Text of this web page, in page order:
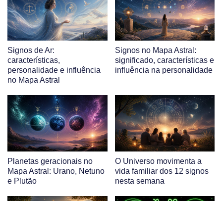
Signos de Ar:
características,
personalidade e influência
no Mapa Astral
Signos no Mapa Astral:
significado, características e
influência na personalidade
Planetas geracionais no
Mapa Astral: Urano, Netuno
e Plutão
O Universo movimenta a
vida familiar dos 12 signos
nesta semana